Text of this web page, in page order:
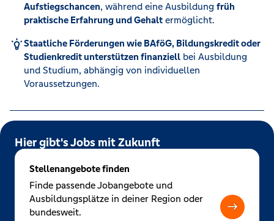
Aufstiegschancen, während eine Ausbildung früh
praktische Erfahrung und Gehaltermöglicht.
Staatliche Förderungen wie BAföG, Bildungskredit oder
Studienkredit unterstützen finanziellbei Ausbildung
und Studium, abhängig von individuellen
Voraussetzungen.
Hier gibt's Jobs mit Zukunft
Stellenangebote finden
Finde passende Jobangebote und
Ausbildungsplätze in deiner Region oder
bundesweit.